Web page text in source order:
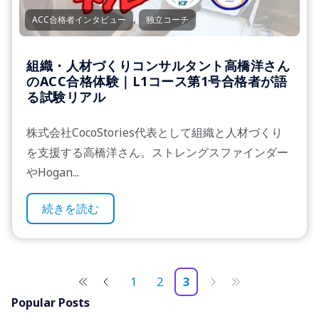
Popular Posts
ACC合格者インタビュー , 独立コーチ
組織・人材づくりコンサルタント高橋洋さん
のACC合格体験｜L1コース第1号合格者が語
る試験リアル
株式会社CocoStories代表として組織と人材づくり
を支援する高橋洋さん。ストレングスファインダー
やHogan...
続きを読む
1 2 3